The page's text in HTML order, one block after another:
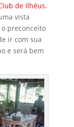
de Ilhéus.
vista
preconceito
ir com sua
e será bem